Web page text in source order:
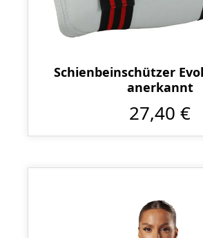
Schienbeinschützer
anerkannt
27,40 €